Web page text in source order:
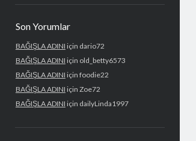
Son Yorumlar
BAĞIŞLA ADINI için dario72
BAĞIŞLA ADINI için old_betty6573
BAĞIŞLA ADINI için foodie22
BAĞIŞLA ADINI için Zoe72
BAĞIŞLA ADINI için dailyLinda1997